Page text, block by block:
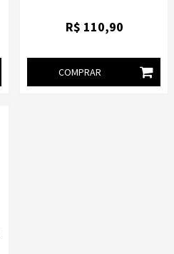
R$ 110,90
COMPRAR